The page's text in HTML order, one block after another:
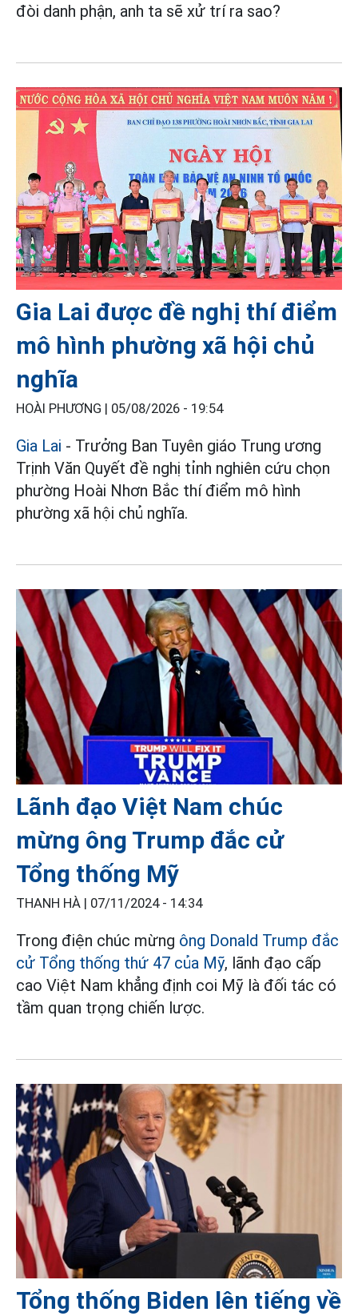
đòi danh phận, anh ta sẽ xử trí ra sao?
Gia Lai được đề nghị thí điểm
mô hình phường xã hội chủ
nghĩa
HOÀI PHƯƠNG | 05/08/2026 - 19:54
Gia Lai - Trưởng Ban Tuyên giáo Trung ương
Trịnh Văn Quyết đề nghị tỉnh nghiên cứu chọn
phường Hoài Nhơn Bắc thí điểm mô hình
phường xã hội chủ nghĩa.
Lãnh đạo Việt Nam chúc
mừng ông Trump đắc cử
Tổng thống Mỹ
THANH HÀ | 07/11/2024 - 14:34
Trong điện chúc mừng ông Donald Trump đắc
cử Tổng thống thứ 47 của Mỹ, lãnh đạo cấp
cao Việt Nam khẳng định coi Mỹ là đối tác có
tầm quan trọng chiến lược.
Tổng thống Biden lên tiếng về